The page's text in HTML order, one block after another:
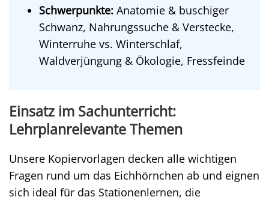
Schwerpunkte: Anatomie & buschiger
Schwanz, Nahrungssuche & Verstecke,
Winterruhe vs. Winterschlaf,
Waldverjüngung & Ökologie, Fressfeinde
Einsatz im Sachunterricht:
Lehrplanrelevante Themen
Unsere Kopiervorlagen decken alle wichtigen
Fragen rund um das Eichhörnchen ab und eignen
sich ideal für das Stationenlernen, die